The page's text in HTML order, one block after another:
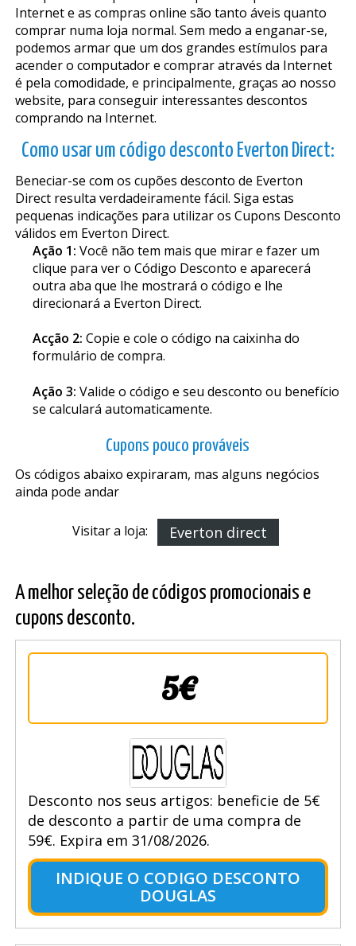
Internet e as compras online são tanto fiáveis quanto
comprar numa loja normal. Sem medo a enganar-se,
podemos afirmar que um dos grandes estímulos para
acender o computador e comprar através da Internet
é pela comodidade, e principalmente, graças ao nosso
website, para conseguir interessantes descontos
comprando na Internet.
Como usar um código desconto Everton Direct:
Beneficiar-se com os cupões desconto de Everton
Direct resulta verdadeiramente fácil. Siga estas
pequenas indicações para utilizar os Cupons Desconto
válidos em Everton Direct.
Ação 1: Você não tem mais que mirar e fazer um
clique para ver o Código Desconto e aparecerá
outra aba que lhe mostrará o código e lhe
direcionará a Everton Direct.
Acção 2: Copie e cole o código na caixinha do
formulário de compra.
Ação 3: Valide o código e seu desconto ou benefício
se calculará automaticamente.
Cupons pouco prováveis
Os códigos abaixo expiraram, mas alguns negócios
ainda pode andar
Visitar a loja: Everton direct
A melhor seleção de códigos promocionais e
cupons desconto.
5€
Desconto nos seus artigos: beneficie de 5€
de desconto a partir de uma compra de
59€. Expira em 31/08/2026.
INDIQUE O CODIGO DESCONTO
DOUGLAS